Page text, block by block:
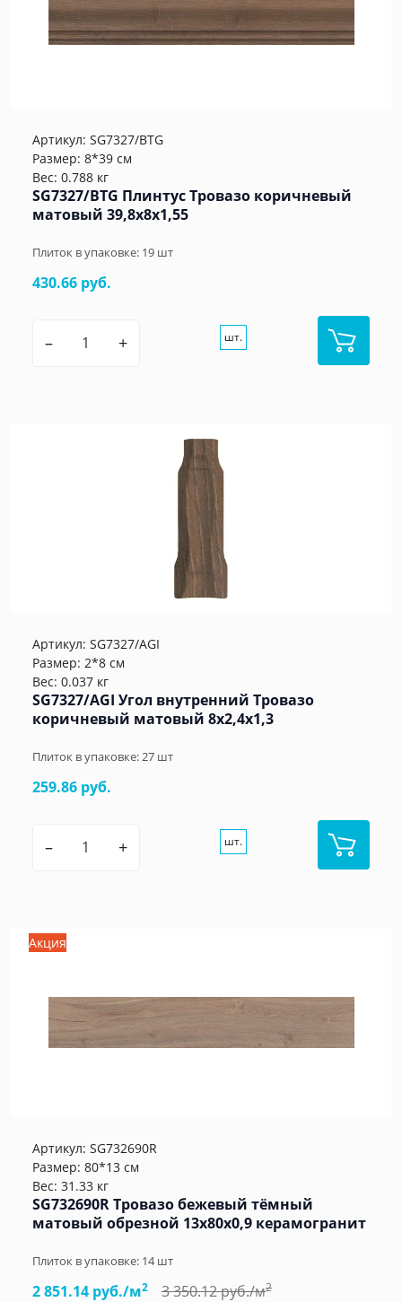
Артикул: SG7327/BTG
Размер: 8*39 см
Вес: 0.788 кг
SG7327/BTG Плинтус Тровазо коричневый
матовый 39,8x8x1,55
Плиток в упаковке: 19 шт
430.66 руб.
– + шт.
Артикул: SG7327/AGI
Размер: 2*8 см
Вес: 0.037 кг
SG7327/AGI Угол внутренний Тровазо
коричневый матовый 8x2,4x1,3
Плиток в упаковке:27 шт
259.86 руб.
– + шт.
Акция
Артикул: SG732690R
Размер: 80*13 см
Вес: 31.33 кг
SG732690R Тровазо бежевый тёмный
матовый обрезной 13x80x0,9 керамогранит
Плиток в упаковке: 14шт
2 851.14 руб./м2 3 350.12 руб./м2